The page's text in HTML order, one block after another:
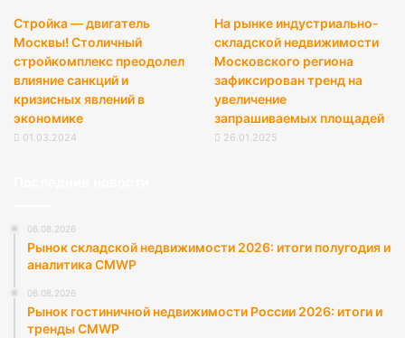
Стройка — двигатель
Москвы! Столичный
стройкомплекс преодолел
влияние санкций и
кризисных явлений в
экономике
01.03.2024
На рынке индустриально-
складской недвижимости
Московского региона
зафиксирован тренд на
увеличение
запрашиваемых площадей
26.01.2025
06.08.2026
Рынок складской недвижимости 2026: итоги полугодия и
аналитика CMWP
06.08.2026
Рынок гостиничной недвижимости России 2026: итоги и
тренды CMWP